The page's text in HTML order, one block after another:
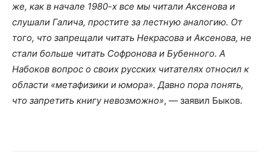
же, как в начале 1980-х все мы читали Аксенова и
слушали Галича, простите за лестную аналогию. От
того, что запрещали читать Некрасова и Аксенова, не
стали больше читать Софронова и Бубенного. А
Набоков вопрос о своих русских читателях относил к
области «метафизики и юмора». Давно пора понять,
что запретить книгу невозможно», — заявил Быков.